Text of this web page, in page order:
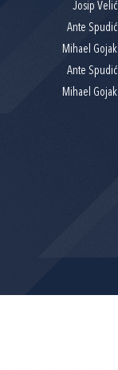
Josip Velić
Ante Spudić
Mihael Gojak
Ante Spudić
Mihael Gojak